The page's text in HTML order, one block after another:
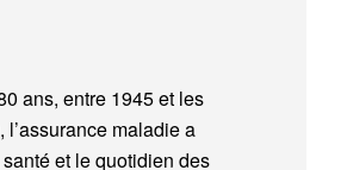
ans, entre 1945 et les
l’assurance maladie a
et le quotidien des